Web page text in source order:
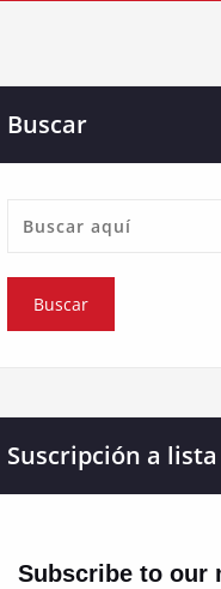
Buscar
Suscripción a
Subscribe to our